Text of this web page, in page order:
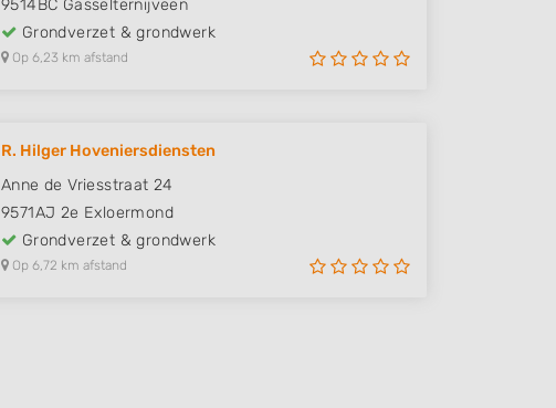
9514BC Gasselternijveen
Grondverzet & grondwerk
Op 6,23 km afstand
R. Hilger Hoveniersdiensten
Anne de Vriesstraat 24
9571AJ 2e Exloermond
Grondverzet & grondwerk
Op 6,72 km afstand